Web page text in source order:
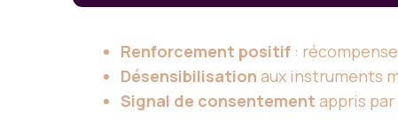
Renforcement positif :
Désensibilisation aux instruments
Signal de consentement appris par